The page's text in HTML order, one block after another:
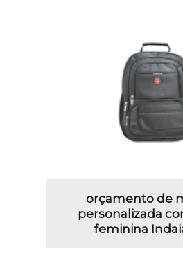
orçamento de
personalizada
feminina